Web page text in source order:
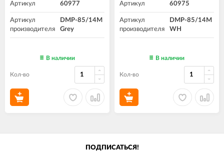
Артикул 60977
Артикул
производителя
DMP-85/14M
Grey
В наличии
Кол-во
Артикул 60975
Артикул
производителя
DMP-85/14M
WH
В наличии
Кол-во
ПОДПИСАТЬСЯ!